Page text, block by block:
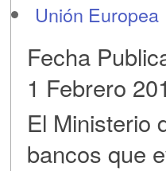
Unión Europea
Fecha
1 Febrero
El Ministerio
bancos que